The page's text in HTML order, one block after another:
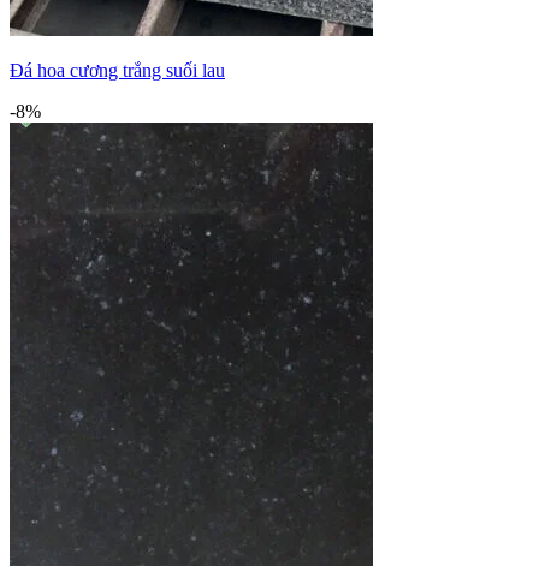
Đá hoa cương trắng suối lau
-8%